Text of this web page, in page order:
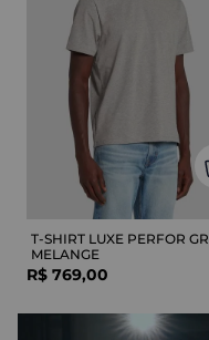
T-SHIRT LUXE PERFOR
MELANGE
R$ 769,00